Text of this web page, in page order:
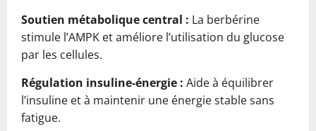
Soutien métabolique central : La berbérine
stimule l’AMPK et améliore l’utilisation du glucose
par les cellules.
Régulation insuline-énergie : Aide à équilibrer
l’insuline et à maintenir une énergie stable sans
fatigue.